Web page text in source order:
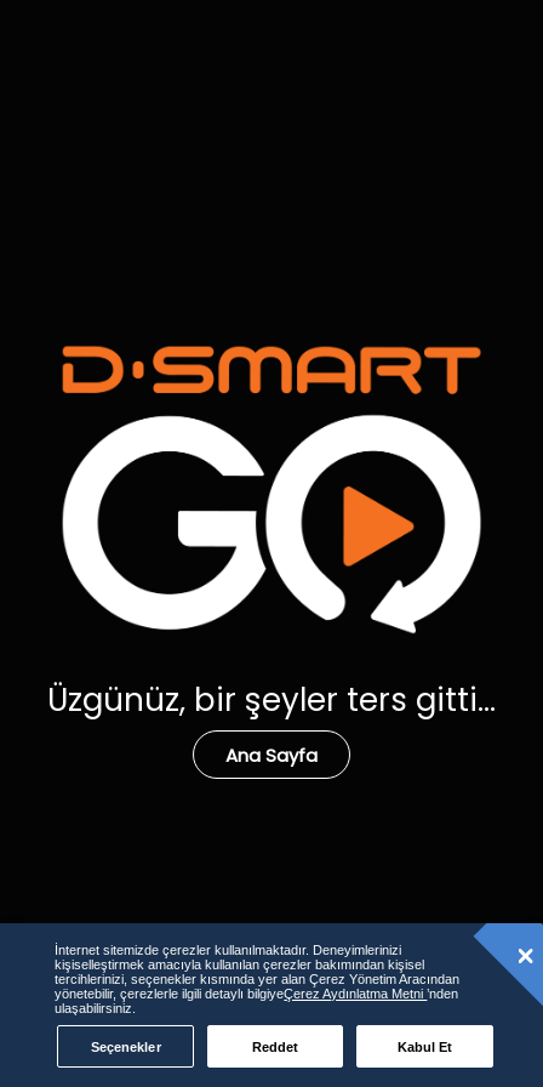
Üzgünüz, bir şeyler ters gitti...
Ana Sayfa
İnternet sitemizde çerezler kullanılmaktadır. Deneyimlerinizi
kişiselleştirmek amacıyla kullanılan çerezler bakımından kişisel
tercihlerinizi, seçenekler kısmında yer alan Çerez Yönetim Aracından
yönetebilir, çerezlerle ilgili detaylı bilgiyeÇerez Aydınlatma Metni’nden
ulaşabilirsiniz.
Seçenekler Reddet Kabul Et